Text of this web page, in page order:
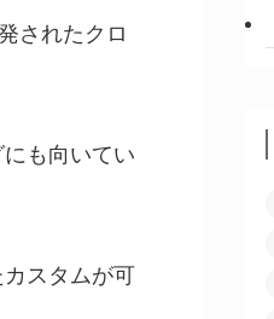
されたクロ
も向いてい
スタムが可